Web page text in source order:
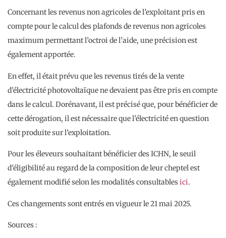
Concernant les revenus non agricoles de l’exploitant pris en
compte pour le calcul des plafonds de revenus non agricoles
maximum permettant l’octroi de l’aide, une précision est
également apportée.
En effet, il était prévu que les revenus tirés de la vente
d’électricité photovoltaïque ne devaient pas être pris en compte
dans le calcul. Dorénavant, il est précisé que, pour bénéficier de
cette dérogation, il est nécessaire que l’électricité en question
soit produite sur l’exploitation.
Pour les éleveurs souhaitant bénéficier des ICHN, le seuil
d’éligibilité au regard de la composition de leur cheptel est
également modifié selon les modalités consultablesici.
Ces changements sont entrés en vigueur le 21 mai 2025.
Sources :